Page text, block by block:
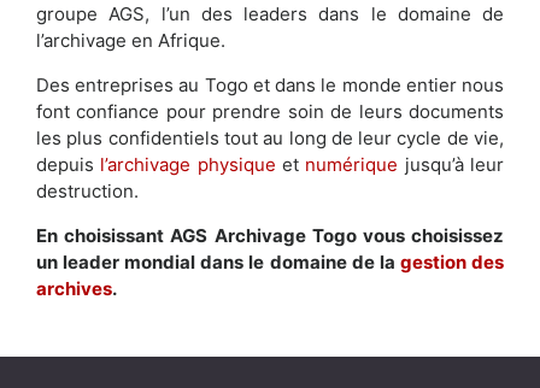
groupe AGS, l’un des leaders dans le domaine de
l’archivage en Afrique.
Des entreprises au Togo et dans le monde entier nous
font confiance pour prendre soin de leurs documents
les plus confidentiels tout au long de leur cycle de vie,
depuis l’archivage physique et numérique jusqu’à leur
destruction.
En choisissant AGS Archivage Togo vous choisissez
un leader mondial dans le domaine de la gestion des
archives.